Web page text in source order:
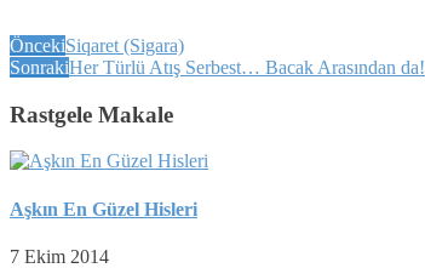
ÖncekiSiqaret (Sigara)
SonrakiHer Türlü Atış Serbest… Bacak Arasından da!
Rastgele Makale
Aşkın En Güzel Hisleri
7 Ekim 2014